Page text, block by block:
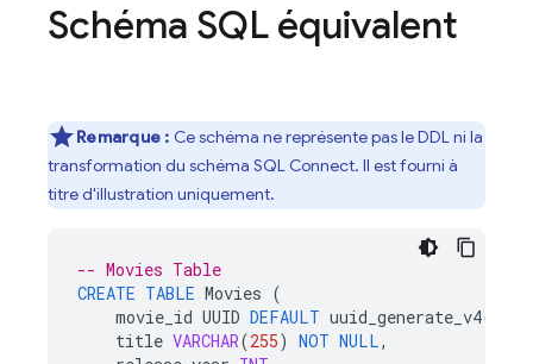
Schéma SQL équivalent
Remarque : Ce schéma ne représente pas le DDL ni la
transformation du schéma SQL Connect. Il est fourni à
titre d'illustration uniquement.
-- Movies Table
CREATE TABLE Movies (
movie_id UUID DEFAULT uuid_generate_v4()
title VARCHAR(255) NOT NULL,